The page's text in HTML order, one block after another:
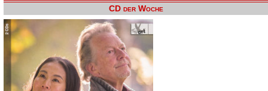
CD der Woche